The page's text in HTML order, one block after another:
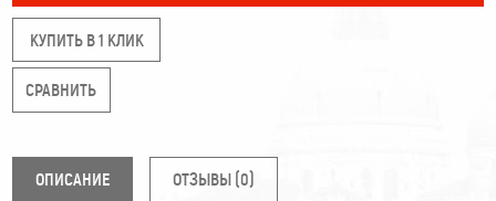
КУПИТЬ В 1 КЛИК
ОПИСАНИЕ ОТЗЫВЫ (0)